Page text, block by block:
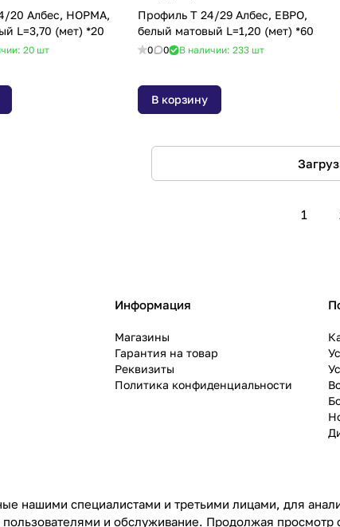
20 Албес, НОРМА,
L=3,70 (мет) *20
20 шт
Профиль Т 24/29 Албес, ЕВРО,
белый матовый L=1,20 (мет) *60
0 0 В наличии: 233 шт
В корзину
1
Информация
Магазины
Гарантия на товар
Реквизиты
Политика конфиденциальности
нашими специалистами и третьими лицами, для
и обслуживание. Продолжая просмотр